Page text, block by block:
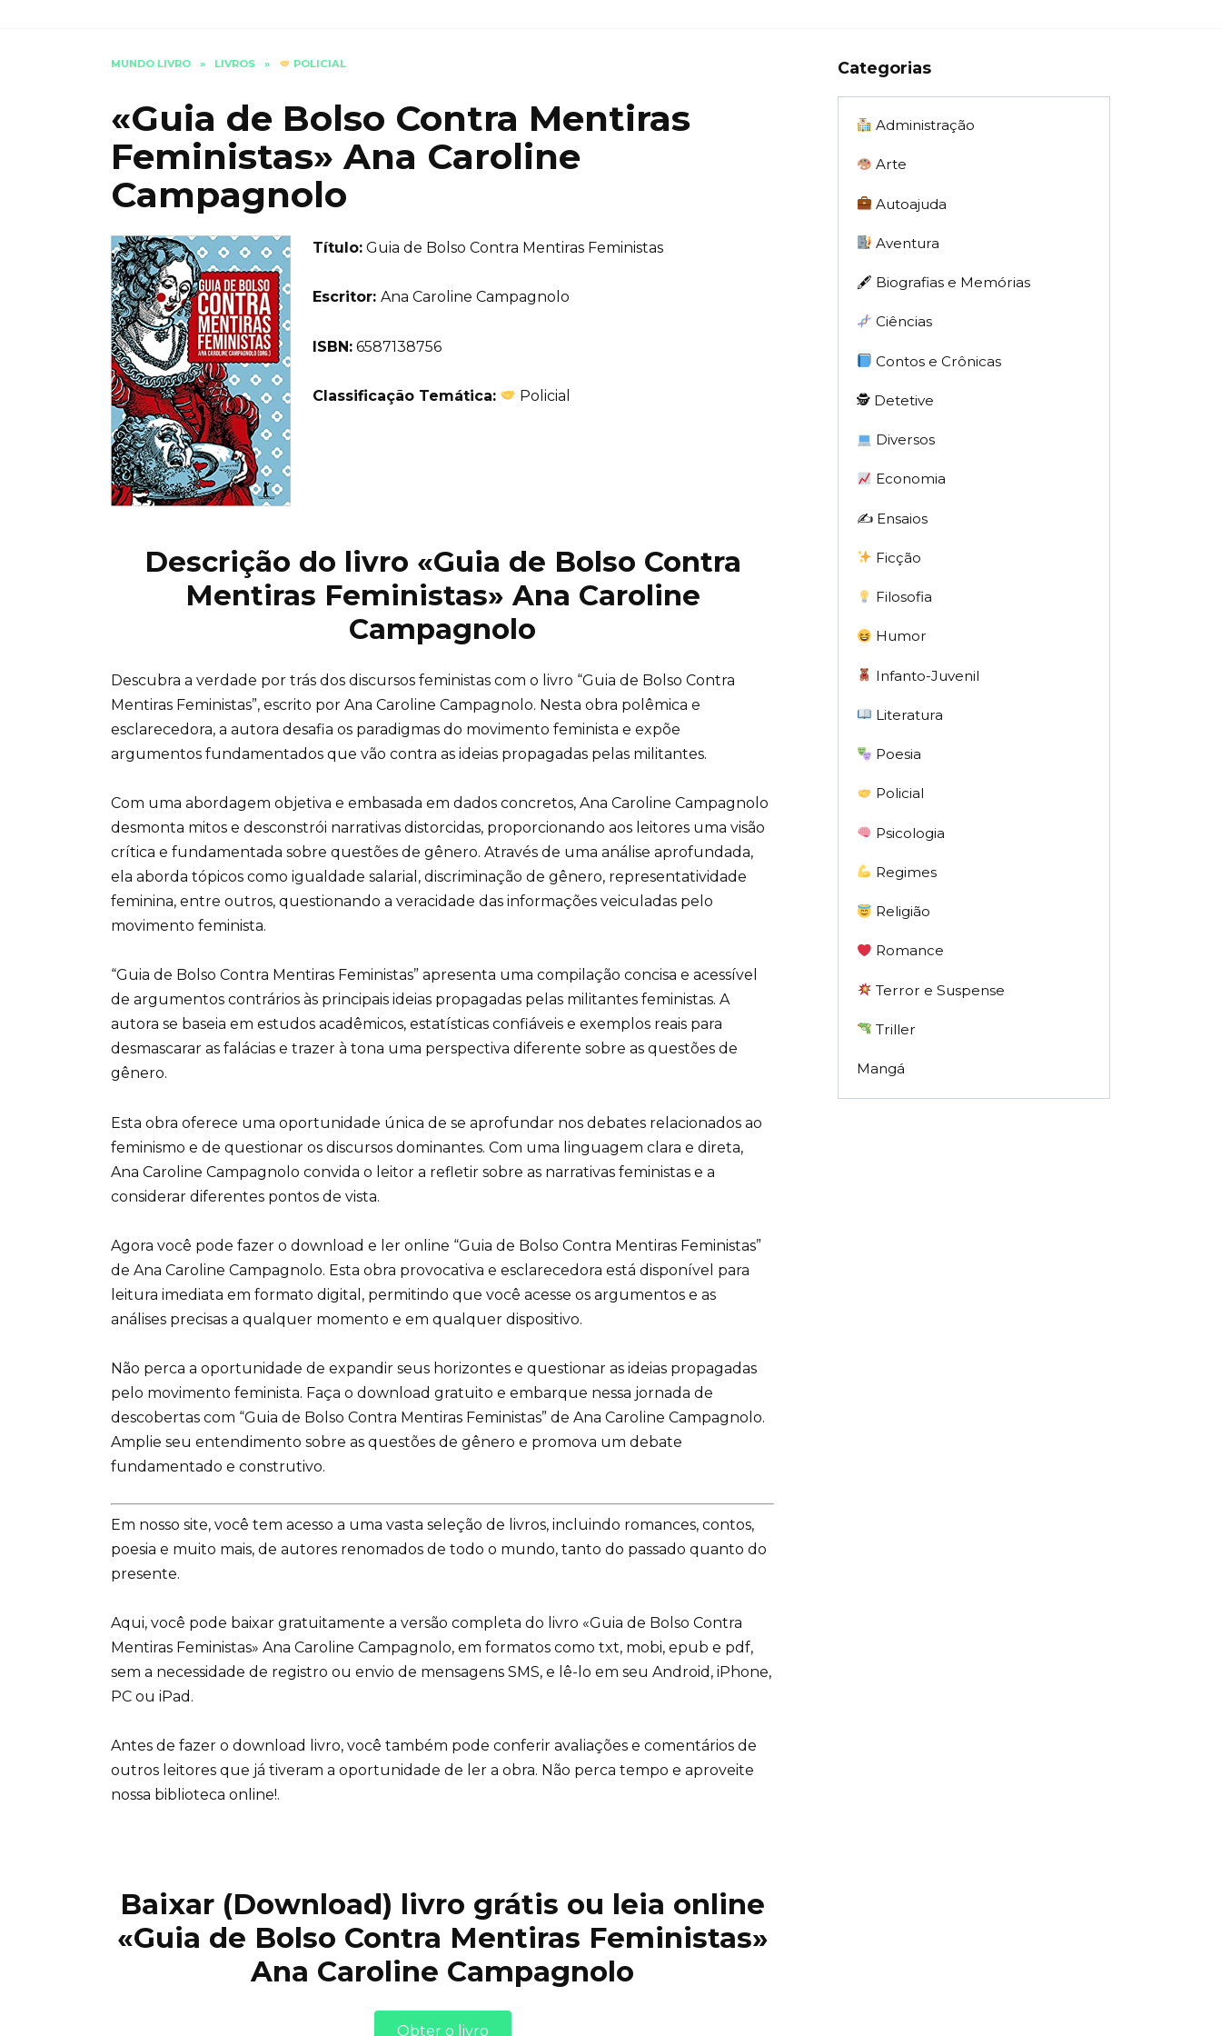
MUNDO LIVRO » LIVROS » POLICIAL
«Guia de Bolso Contra Mentiras
Feministas» Ana Caroline
Campagnolo
Título: Guia de Bolso Contra Mentiras Feministas
Еscritor: Ana Caroline Campagnolo
ISBN: 6587138756
Classificação Temática: Policial
Descrição do livro «Guia de Bolso Contra
Mentiras Feministas» Ana Caroline
Campagnolo
Descubra a verdade por trás dos discursos feministas com o livro “Guia de Bolso Contra
Mentiras Feministas”, escrito por Ana Caroline Campagnolo. Nesta obra polêmica e
esclarecedora, a autora desafia os paradigmas do movimento feminista e expõe
argumentos fundamentados que vão contra as ideias propagadas pelas militantes.
Com uma abordagem objetiva e embasada em dados concretos, Ana Caroline Campagnolo
desmonta mitos e desconstrói narrativas distorcidas, proporcionando aos leitores uma visão
crítica e fundamentada sobre questões de gênero. Através de uma análise aprofundada,
ela aborda tópicos como igualdade salarial, discriminação de gênero, representatividade
feminina, entre outros, questionando a veracidade das informações veiculadas pelo
movimento feminista.
“Guia de Bolso Contra Mentiras Feministas” apresenta uma compilação concisa e acessível
de argumentos contrários às principais ideias propagadas pelas militantes feministas. A
autora se baseia em estudos acadêmicos, estatísticas confiáveis e exemplos reais para
desmascarar as falácias e trazer à tona uma perspectiva diferente sobre as questões de
gênero.
Esta obra oferece uma oportunidade única de se aprofundar nos debates relacionados ao
feminismo e de questionar os discursos dominantes. Com uma linguagem clara e direta,
Ana Caroline Campagnolo convida o leitor a refletir sobre as narrativas feministas e a
considerar diferentes pontos de vista.
Agora você pode fazer o download e ler online “Guia de Bolso Contra Mentiras Feministas”
de Ana Caroline Campagnolo. Esta obra provocativa e esclarecedora está disponível para
leitura imediata em formato digital, permitindo que você acesse os argumentos e as
análises precisas a qualquer momento e em qualquer dispositivo.
Não perca a oportunidade de expandir seus horizontes e questionar as ideias propagadas
pelo movimento feminista. Faça o download gratuito e embarque nessa jornada de
descobertas com “Guia de Bolso Contra Mentiras Feministas” de Ana Caroline Campagnolo.
Amplie seu entendimento sobre as questões de gênero e promova um debate
fundamentado e construtivo.
Em nosso site, você tem acesso a uma vasta seleção de livros, incluindo romances, contos,
poesia e muito mais, de autores renomados de todo o mundo, tanto do passado quanto do
presente.
Aqui, você pode baixar gratuitamente a versão completa do livro «Guia de Bolso Contra
Mentiras Feministas» Ana Caroline Campagnolo, em formatos como txt, mobi, epub e pdf,
sem a necessidade de registro ou envio de mensagens SMS, e lê-lo em seu Android, iPhone,
PC ou iPad.
Antes de fazer o download livro, você também pode conferir avaliações e comentários de
outros leitores que já tiveram a oportunidade de ler a obra. Não perca tempo e aproveite
nossa biblioteca online!.
Baixar (Download) livro grátis ou leia online
«Guia de Bolso Contra Mentiras Feministas»
Ana Caroline Campagnolo
Obter o livro
Categorias
Administração
Arte
Autoajuda
Aventura
🖋 Biografias e Memórias
Ciências
Contos e Crônicas
🕵 Detetive
Diversos
Economia
✍️ Ensaios
Ficção
Filosofia
Humor
Infanto-Juvenil
Literatura
Poesia
Policial
Psicologia
Regimes
Religião
Romance
Terror e Suspense
Triller
Mangá